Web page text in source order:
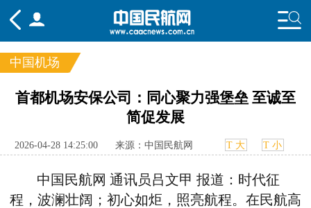
频道
国内
航图 智库 专题 舆情
中国机场
首都机场安保公司：同心聚力强堡垒 至诚至
简促发展
2026-04-28 14:25:00 来源：中国民航网 T 大 T 小
中国民航网 通讯员吕文甲 报道：时代征
程，波澜壮阔；初心如炬，照亮航程。在民航高